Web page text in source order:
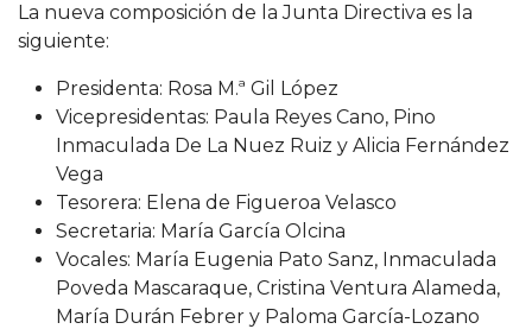
La nueva composición de la Junta Directiva es la
siguiente:
Presidenta: Rosa M.ª Gil López
Vicepresidentas: Paula Reyes Cano, Pino
Inmaculada De La Nuez Ruiz y Alicia Fernández
Vega
Tesorera: Elena de Figueroa Velasco
Secretaria: María García Olcina
Vocales: María Eugenia Pato Sanz, Inmaculada
Poveda Mascaraque, Cristina Ventura Alameda,
María Durán Febrer y Paloma García-Lozano